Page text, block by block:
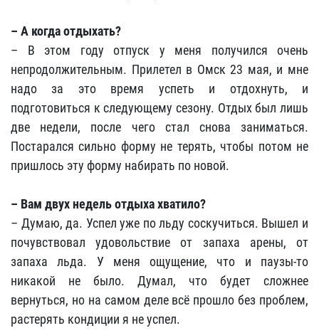
– А когда отдыхать?
– В этом году отпуск у меня получился очень
непродолжительным. Прилетел в Омск 23 мая, и мне
надо за это время успеть и отдохнуть, и
подготовиться к следующему сезону. Отдых был лишь
две недели, после чего стал снова заниматься.
Постарался сильно форму не терять, чтобы потом не
пришлось эту форму набирать по новой.
– Вам двух недель отдыха хватило?
– Думаю, да. Успел уже по льду соскучиться. Вышел и
почувствовал удовольствие от запаха арены, от
запаха льда. У меня ощущение, что и паузы-то
никакой не было. Думал, что будет сложнее
вернуться, но на самом деле всё прошло без проблем,
растерять кондиции я не успел.